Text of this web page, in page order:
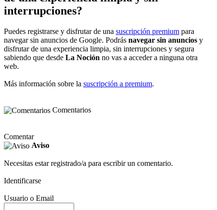
interrupciones?
Puedes registrarse y disfrutar de una suscripción premium para
navegar sin anuncios de Google. Podrás navegar sin anuncios y
disfrutar de una experiencia limpia, sin interrupciones y segura
sabiendo que desde La Noción no vas a acceder a ninguna otra
web.
Más información sobre la suscripción a premium.
Comentarios
Comentar
Aviso
Necesitas estar registrado/a para escribir un comentario.
Identificarse
Usuario o Email